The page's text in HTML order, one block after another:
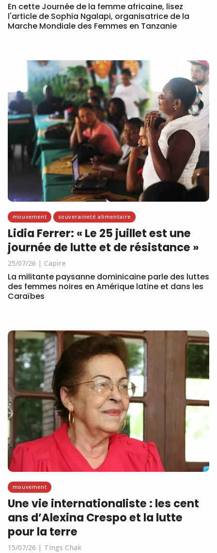
En cette Journée de la femme africaine, lisez
l'article de Sophia Ngalapi, organisatrice de la
Marche Mondiale des Femmes en Tanzanie
mouvement souveraineté alimentaire
Lidia Ferrer: « Le 25 juillet est une
journée de lutte et de résistance »
25/07/26 Capire
La militante paysanne dominicaine parle des luttes
des femmes noires en Amérique latine et dans les
Caraïbes
mouvement
Une vie internationaliste : les cent
ans d’Alexina Crespo et la lutte
pour la terre
15/07/26 Tings Chak